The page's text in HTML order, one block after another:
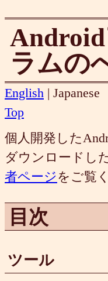
ラムの
English | Japanese
Top
個人開発した
ダウンロードし
者ページをご覧
目次
ツール